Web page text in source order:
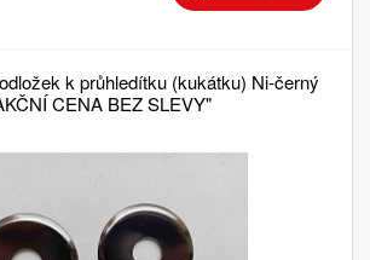
k průhledítku (kukátku) Ni-černý
CENA BEZ SLEVY"